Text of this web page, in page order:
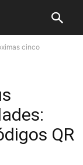
cinco
QR